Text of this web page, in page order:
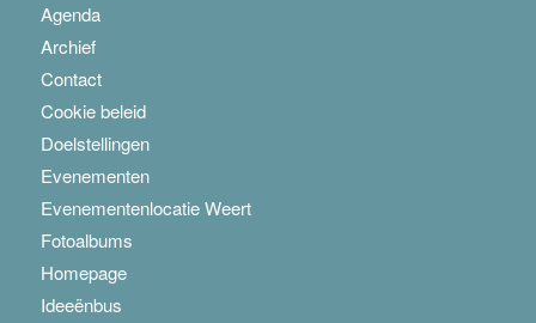
Agenda
Archief
Contact
Cookie beleid
Doelstellingen
Evenementen
Evenementenlocatie Weert
Fotoalbums
Homepage
Ideeënbus